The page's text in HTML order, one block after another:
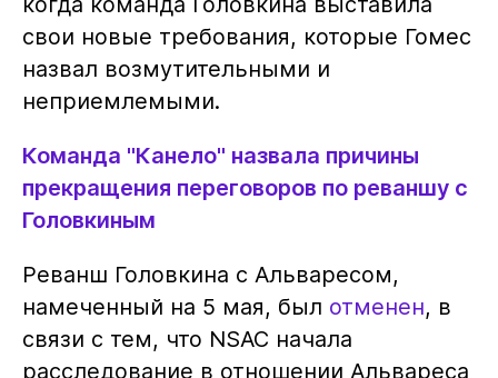
свои новые требования, которые Гомес
назвал возмутительными и
неприемлемыми.
Команда "Канело" назвала причины
прекращения переговоров по реваншу с
Головкиным
Реванш Головкина с Альваресом,
намеченный на 5 мая, был отменен, в
связи с тем, что NSAC начала
расследование в отношении Альвареса